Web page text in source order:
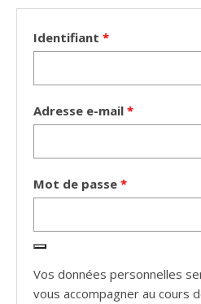
Identifiant *Obligatoire
Adresse e-mail *Obligatoire
Mot de passe *Obligatoire
Vos données personnelles
vous accompagner au cours